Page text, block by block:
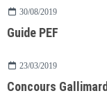
30/08/2019
Guide PEF
23/03/2019
Concours